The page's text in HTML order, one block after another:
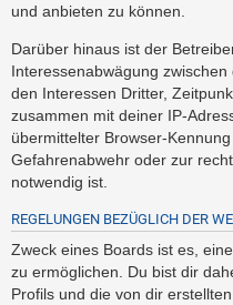
und anbieten zu können.
Darüber hinaus ist der
Interessenabwägung
den Interessen Dritter,
zusammen mit deiner IP-
übermittelter Browser-
Gefahrenabwehr oder zur
notwendig ist.
REGELUNGEN BEZÜGLICH DER
Zweck eines Boards ist es,
zu ermöglichen. Du bist dir
Profils und die von dir